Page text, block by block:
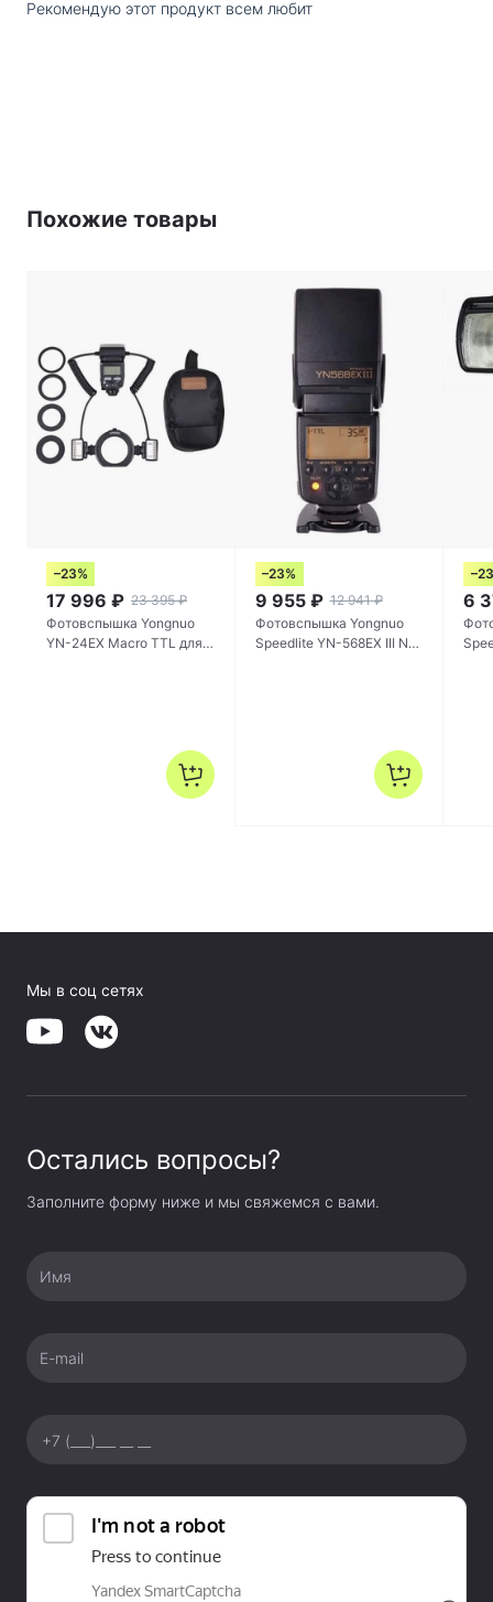
Зум: автоматический \ ручной
Рекомендую этот продукт всем любит
Похожие товары
–23%
17 996 ₽ 23 395 ₽
Фотовспышка Yongnuo
YN-24EX Macro TTL для
–23%
9 955 ₽ 12 941 ₽
Фотовспышка Yongnuo
Speedlite YN-568EX III N
6
Мы в соц сетях
Остались вопросы?
Заполните форму ниже и мы свяжемся с вами.
Имя
E-mail